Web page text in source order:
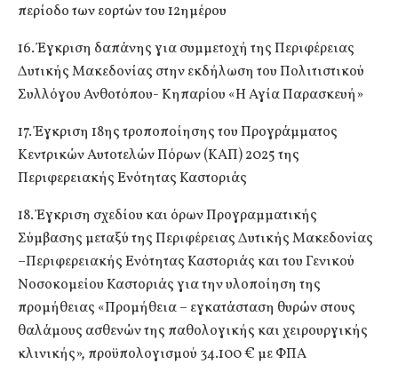
περίοδο των εορτών του 12ημέρου
16. Έγκριση δαπάνης για συμμετοχή της Περιφέρειας
Δυτικής Μακεδονίας στην εκδήλωση του Πολιτιστικού
Συλλόγου Ανθοτόπου- Κηπαρίου «Η Αγία Παρασκευή»
17. Έγκριση 18ης τροποποίησης του Προγράμματος
Κεντρικών Αυτοτελών Πόρων (ΚΑΠ) 2025 της
Περιφερειακής Ενότητας Καστοριάς
18. Έγκριση σχεδίου και όρων Προγραμματικής
Σύμβασης μεταξύ της Περιφέρειας Δυτικής Μακεδονίας
–Περιφερειακής Ενότητας Καστοριάς και του Γενικού
Νοσοκομείου Καστοριάς για την υλοποίηση της
προμήθειας «Προμήθεια – εγκατάσταση θυρών στους
θαλάμους ασθενών της παθολογικής και χειρουργικής
κλινικής», προϋπολογισμού 34.100 € με ΦΠΑ